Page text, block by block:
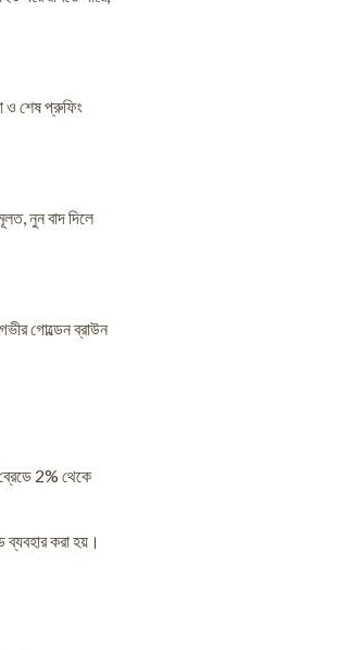
ও শেষ প্রুফিং
নুন বাদ দিলে
গোল্ডেন ব্রাউন
ব্রেডে 2% থেকে
ব্যবহার করা হয়।